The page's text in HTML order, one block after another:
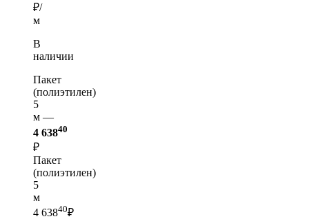
₽/
м
В
наличии
Пакет
(полиэтилен)
5
м —
4 63840
₽
Пакет
(полиэтилен)
5
м
4 63840₽